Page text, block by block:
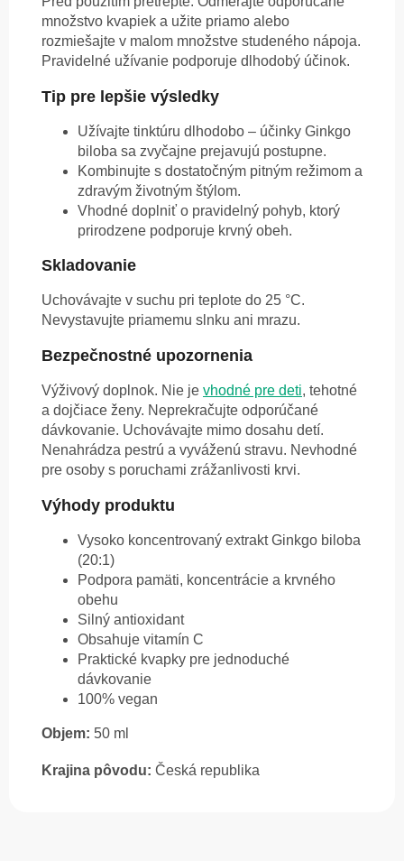
množstvo kvapiek a užite priamo alebo
rozmiešajte v malom množstve studeného nápoja.
Pravidelné užívanie podporuje dlhodobý účinok.
Tip pre lepšie výsledky
Užívajte tinktúru dlhodobo – účinky Ginkgo
biloba sa zvyčajne prejavujú postupne.
Kombinujte s dostatočným pitným režimom a
zdravým životným štýlom.
Vhodné doplniť o pravidelný pohyb, ktorý
prirodzene podporuje krvný obeh.
Skladovanie
Uchovávajte v suchu pri teplote do 25 °C.
Nevystavujte priamemu slnku ani mrazu.
Bezpečnostné upozornenia
Výživový doplnok. Nie je vhodné pre deti, tehotné
a dojčiace ženy. Neprekračujte odporúčané
dávkovanie. Uchovávajte mimo dosahu detí.
Nenahrádza pestrú a vyváženú stravu. Nevhodné
pre osoby s poruchami zrážanlivosti krvi.
Výhody produktu
Vysoko koncentrovaný extrakt Ginkgo biloba
(20:1)
Podpora pamäti, koncentrácie a krvného
obehu
Silný antioxidant
Obsahuje vitamín C
Praktické kvapky pre jednoduché
dávkovanie
100% vegan
Objem: 50 ml
Krajina pôvodu: Česká republika